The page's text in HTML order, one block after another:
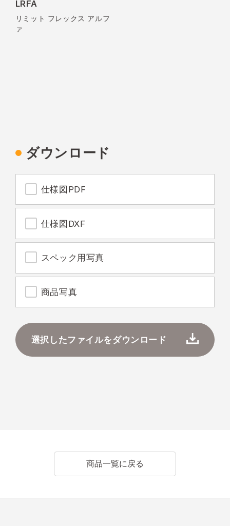
LRFA
リミット フレックス アルフ
ァ
ダウンロード
仕様図PDF
仕様図DXF
スペック用写真
商品写真
選択したファイルをダウンロード
商品一覧に戻る